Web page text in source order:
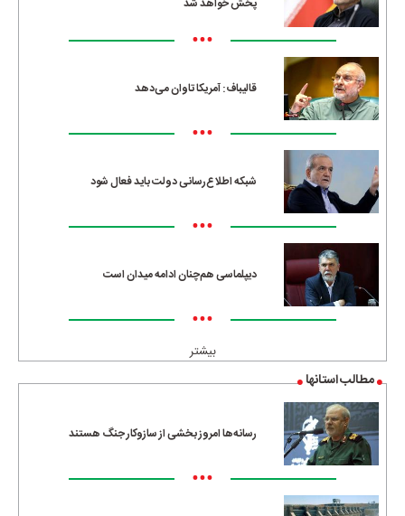
•••
قالیباف: آمریکا تاوان می‌دهد
•••
شبکه اطلاع‌رسانی دولت باید فعال شود
•••
دیپلماسی هم‌چنان ادامه میدان است
•••
بیشتر
مطالب استانها
رسانه‌ها امروز بخشی از سازوکار جنگ هستند
•••